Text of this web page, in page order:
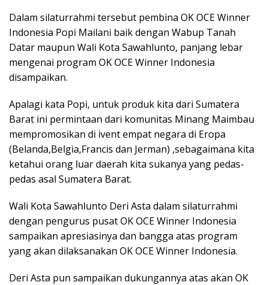
Dalam silaturrahmi tersebut pembina OK OCE Winner
Indonesia Popi Mailani baik dengan Wabup Tanah
Datar maupun Wali Kota Sawahlunto, panjang lebar
mengenai program OK OCE Winner Indonesia
disampaikan.
Apalagi kata Popi, untuk produk kita dari Sumatera
Barat ini permintaan dari komunitas Minang Maimbau
mempromosikan di ivent empat negara di Eropa
(Belanda,Belgia,Francis dan Jerman) ,sebagaimana kita
ketahui orang luar daerah kita sukanya yang pedas-
pedas asal Sumatera Barat.
Wali Kota Sawahlunto Deri Asta dalam silaturrahmi
dengan pengurus pusat OK OCE Winner Indonesia
sampaikan apresiasinya dan bangga atas program
yang akan dilaksanakan OK OCE Winner Indonesia.
Deri Asta pun sampaikan dukungannya atas akan OK